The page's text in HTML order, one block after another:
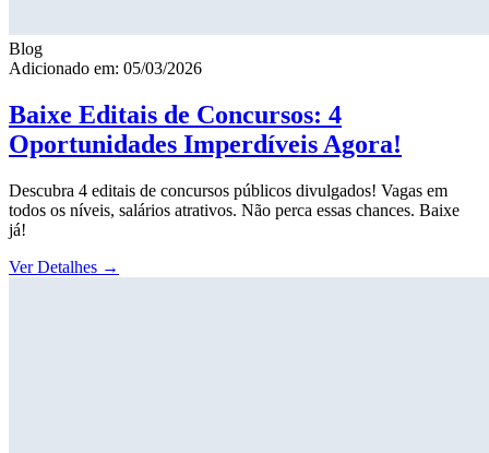
Blog
Adicionado em: 05/03/2026
Baixe Editais de Concursos: 4
Oportunidades Imperdíveis Agora!
Descubra 4 editais de concursos públicos divulgados! Vagas em
todos os níveis, salários atrativos. Não perca essas chances. Baixe
já!
Ver Detalhes →